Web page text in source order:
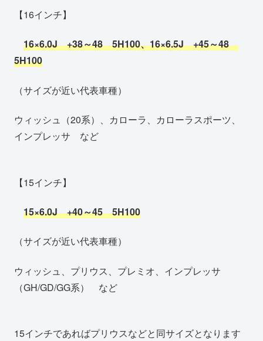
【16インチ】
16×6.0J +38～48 5H100、16×6.5J +45～48
5H100
（サイズが近い代表車種）
ウィッシュ（20系）、カローラ、カローラスポーツ、
インプレッサ など
【15インチ】
15×6.0J +40～45 5H100
（サイズが近い代表車種）
ウィッシュ、プリウス、プレミオ、インプレッサ
（GH/GD/GG系） など
15インチであればプリウスなどと同サイズとなります